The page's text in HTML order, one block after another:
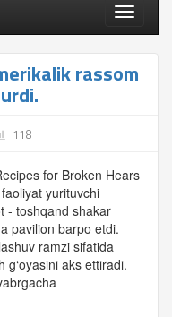
Toggle
rassom
118
for Broken Hears
yurituvchi
- toshqand shakar
pavilion barpo etdi.
ramzi sifatida
g‘oyasini aks ettiradi.